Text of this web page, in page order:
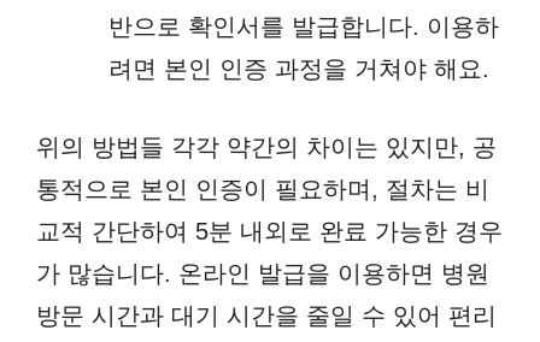
반으로 확인서를 발급합니다. 이용하
려면 본인 인증 과정을 거쳐야 해요.
위의 방법들 각각 약간의 차이는 있지만, 공
통적으로 본인 인증이 필요하며, 절차는 비
교적 간단하여 5분 내외로 완료 가능한 경우
가 많습니다. 온라인 발급을 이용하면 병원
방문 시간과 대기 시간을 줄일 수 있어 편리